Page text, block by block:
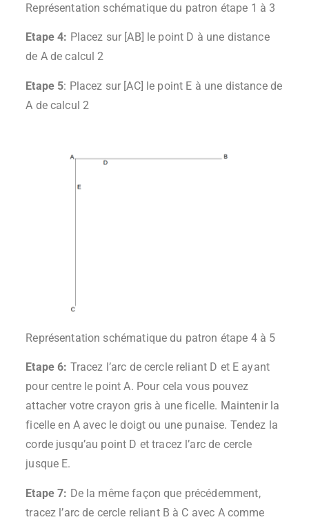
Représentation schématique du patron étape 1 à 3
Etape 4: Placez sur [AB] le point D à une distance
de A de calcul 2
Etape 5: Placez sur [AC] le point E à une distance de
A de calcul 2
Représentation schématique du patron étape 4 à 5
Etape 6: Tracez l’arc de cercle reliant D et E ayant
pour centre le point A. Pour cela vous pouvez
attacher votre crayon gris à une ficelle. Maintenir la
ficelle en A avec le doigt ou une punaise. Tendez la
corde jusqu’au point D et tracez l’arc de cercle
jusque E.
Etape 7: De la même façon que précédemment,
tracez l’arc de cercle reliant B à C avec A comme